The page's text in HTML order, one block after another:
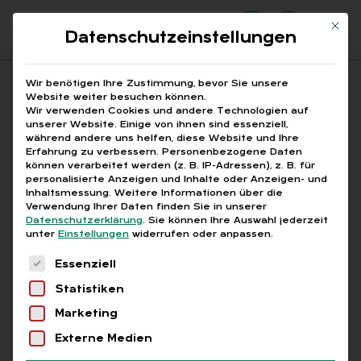
Suchfeld
Suchen
Breadcrumb-Navigation
STARTSEITE
LOHNSTEUERMITTEILUNGEN
LOHNSTEUER-MITTEILUNGEN 8/2021
Lohn­steu­er­mit­tei­lung
8/2021 als
Jetzt herunterladen
Mit
Datenschutzeinstellungen
Wir benötigen Ihre Zustimmung, bevor Sie unsere
Website weiter besuchen können.
Wir verwenden Cookies und andere Technologien auf
unserer Website. Einige von ihnen sind essenziell,
während andere uns helfen, diese Website und Ihre
Erfahrung zu verbessern. Personenbezogene Daten
können verarbeitet werden (z. B. IP-Adressen), z. B. für
personalisierte Anzeigen und Inhalte oder Anzeigen- und
Inhaltsmessung. Weitere Informationen über die
Verwendung Ihrer Daten finden Sie in unserer
Datenschutzerklärung. Sie können Ihre Auswahl jederzeit
unter Einstellungen widerrufen oder anpassen.
Es folgt eine Liste der Service-Gruppen, für
Essenziell
Statistiken
Marketing
Externe Medien